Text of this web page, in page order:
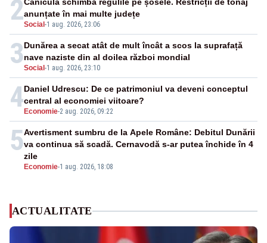
2Social -1 aug. 2026, 23:06
anunțate în mai multe județe
3Social -1 aug. 2026, 23:10
Dunărea a secat atât de mult încât a scos la suprafață
nave naziste din al doilea război mondial
4 Economie-2 aug. 2026, 09:22
Daniel Udrescu: De ce patrimoniul va deveni conceptul
central al economiei viitoare?
5
Economie-1 aug. 2026, 18:08
Avertisment sumbru de la Apele Române: Debitul Dunării
va continua să scadă. Cernavodă s-ar putea închide în 4
zile
ACTUALITATE